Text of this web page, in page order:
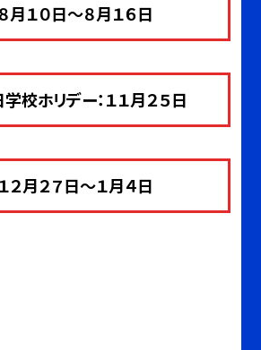
月１０日～８月１６日
校ホリデー：１１月２５日
２月２７日～１月４日